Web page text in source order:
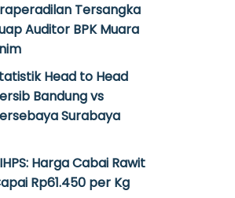
Tersangka
Auditor BPK Muara
Head to Head
Bandung vs
Surabaya
Harga Cabai Rawit
Rp61.450 per Kg